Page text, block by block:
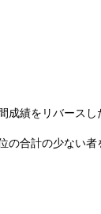
成績をリバース
合計の少ない者